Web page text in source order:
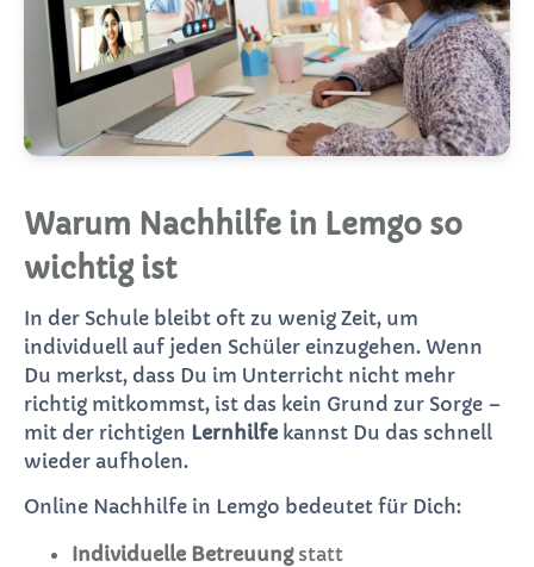
Warum Nachhilfe in Lemgo so
wichtig ist
In der Schule bleibt oft zu wenig Zeit, um
individuell auf jeden Schüler einzugehen. Wenn
Du merkst, dass Du im Unterricht nicht mehr
richtig mitkommst, ist das kein Grund zur Sorge –
mit der richtigen Lernhilfe kannst Du das schnell
wieder aufholen.
Online Nachhilfe in Lemgo bedeutet für Dich:
Individuelle Betreuungstatt